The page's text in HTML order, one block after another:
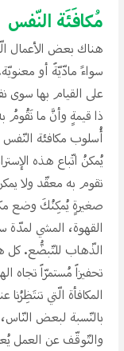
مُكافَئَة النّفس
هناك بعض الأعمال
سواءََ مادّيّةََ أو
على القيام بها سوى
ذا قيمةِِ وأنَّ ما تَقُومُ
أُسلوب مكافئة النّفس
يُمكنُ اتّباع هذه
تقوم به معقّد ولا
صغيرةِِ يُمكِنُكَ وضع
القهوة، المشي
الذّهاب للتّبضُّع. كل
تحفيزاََ مُستمرّاََ تجاه
المكافأة الّتي تنتَظِرُنا
بالنّسبة لبعض
والتّوقّف عن العمل